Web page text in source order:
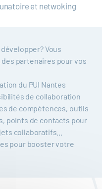
et netwoking
Vous
partenaires pour vos
du PUI Nantes
de collaboration
de compétences, outils
points de contacts pour
collaboratifs...
pour booster votre